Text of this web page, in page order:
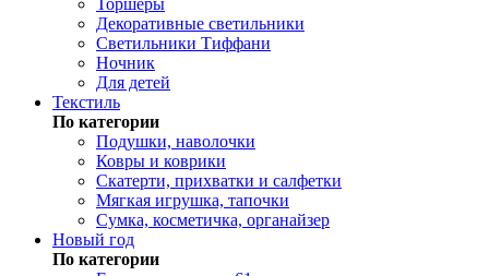
Торшеры
Декоративные светильники
Светильники Тиффани
Ночник
Для детей
Текстиль
По категории
Подушки, наволочки
Ковры и коврики
Скатерти, прихватки и салфетки
Мягкая игрушка, тапочки
Сумка, косметичка, органайзер
Новый год
По категории